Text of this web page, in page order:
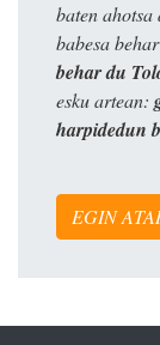
baten ahotsa
babesa
behar du
esku artean:
harpidedun
EGIN